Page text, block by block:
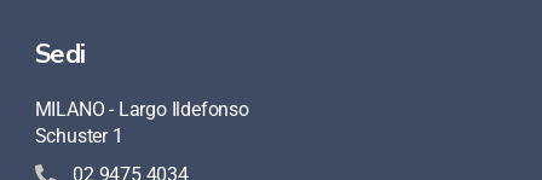
Sedi
MILANO - Largo Ildefonso
Schuster 1
02 9475 4034